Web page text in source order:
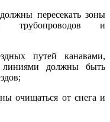
пересекать зоны
трубопроводов и
путей канавами,
линиями должны быть
очищаться от снега и